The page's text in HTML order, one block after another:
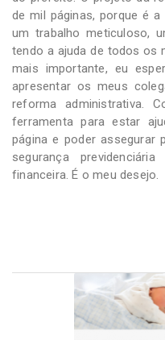
de mil páginas, porque é
um trabalho meticuloso,
tendo a ajuda de todos os
mais importante, eu
apresentar os meus
reforma administrativa.
ferramenta para estar
página e poder
segurança
financeira. É o meu desejo.